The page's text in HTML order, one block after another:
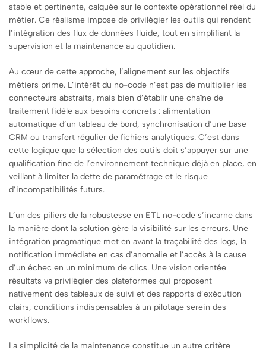
stable et pertinente, calquée sur le contexte opérationnel réel du
métier. Ce réalisme impose de privilégier les outils qui rendent
l’intégration des flux de données fluide, tout en simplifiant la
supervision et la maintenance au quotidien.
Au cœur de cette approche, l’alignement sur les objectifs
métiers prime. L’intérêt du no-code n’est pas de multiplier les
connecteurs abstraits, mais bien d’établir une chaîne de
traitement fidèle aux besoins concrets : alimentation
automatique d’un tableau de bord, synchronisation d’une base
CRM ou transfert régulier de fichiers analytiques. C’est dans
cette logique que la sélection des outils doit s’appuyer sur une
qualification fine de l’environnement technique déjà en place, en
veillant à limiter la dette de paramétrage et le risque
d’incompatibilités futurs.
L’un des piliers de la robustesse en ETL no-code s’incarne dans
la manière dont la solution gère la visibilité sur les erreurs. Une
intégration pragmatique met en avant la traçabilité des logs, la
notification immédiate en cas d’anomalie et l’accès à la cause
d’un échec en un minimum de clics. Une vision orientée
résultats va privilégier des plateformes qui proposent
nativement des tableaux de suivi et des rapports d’exécution
clairs, conditions indispensables à un pilotage serein des
workflows.
La simplicité de la maintenance constitue un autre critère